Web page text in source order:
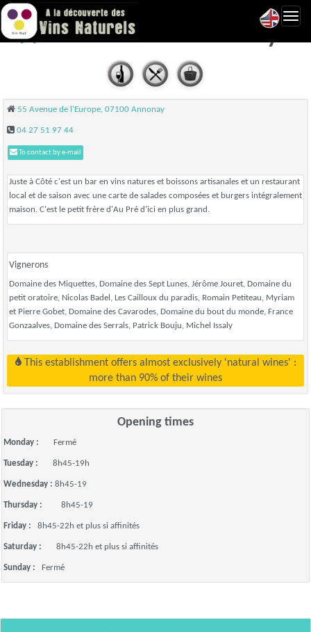
Juste à Côté - Annonay
55 Avenue de l'Europe, 07100 Annonay
04 27 51 97 44
To contact by e-mail
Juste à Côté c'est un bar en vins natures et boissons artisanales et un restaurant
local et de saison avec une carte de salades composées et burgers intégralement
maison. C'est le petit frère d'Au Pré d'ici en plus grand.
Vignerons
Domaine des Miquettes, Domaine des Sept Lunes, Jérôme Jouret, Domaine du
petit oratoire, Nicolas Badel, Les Cailloux du paradis, Romain Petiteau, Myriam
et Pierre Gobet, Domaine des Cavarodes, Domaine du bout du monde, France
Gonzaalves, Domaine des Serrals, Patrick Bouju, Michel Issaly
This establishment offers almost exclusively 'natural wines' :
more than 90% of their wines
Opening times
Monday : Fermé
Tuesday : 8h45-19h
Wednesday : 8h45-19
Thursday : 8h45-19
Friday : 8h45-22h et plus si affinités
Saturday : 8h45-22h et plus si affinités
Sunday : Fermé